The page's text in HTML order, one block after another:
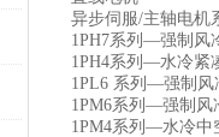
异步伺服/主轴电机
1PH7系列—强制风
1PH4系列—水冷紧
1PL6 系列—强制
1PM6系列—强制
1PM4系列—水冷